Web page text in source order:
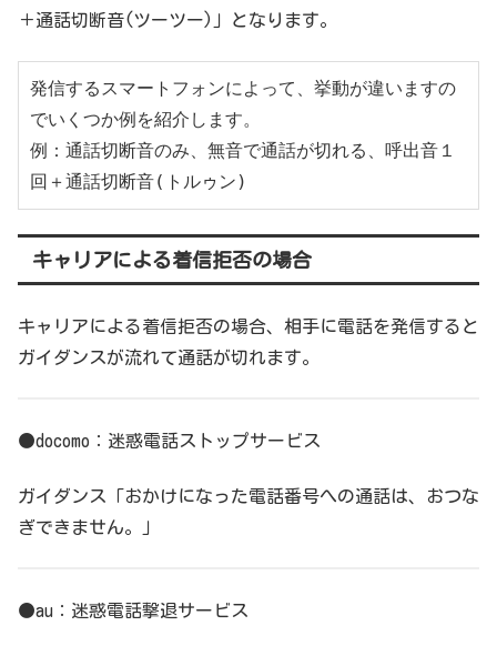
＋通話切断音(ツーツー)」となります。
発信するスマートフォンによって、挙動が違いますの
でいくつか例を紹介します。
例：通話切断音のみ、無音で通話が切れる、呼出音１
回＋通話切断音(トルゥン)
キャリアによる着信拒否の場合
キャリアによる着信拒否の場合、相手に電話を発信すると
ガイダンスが流れて通話が切れます。
●docomo：迷惑電話ストップサービス
ガイダンス「おかけになった電話番号への通話は、おつな
ぎできません。」
●au：迷惑電話撃退サービス